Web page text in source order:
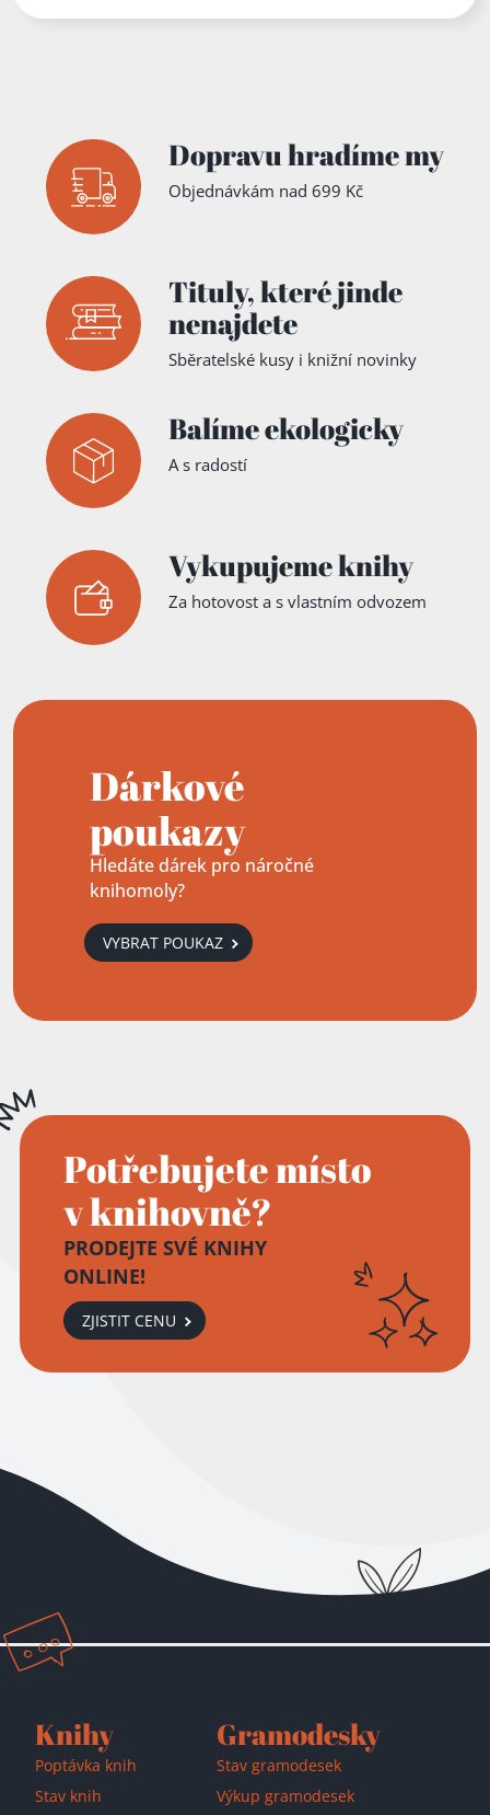
Dopravu hradíme my
Objednávkám nad 699 Kč
Tituly,které jinde
nenajdete
Sběratelské kusy i knižní novinky
Balíme ekologicky
A s radostí
Vykupujeme knihy
Za hotovost a s vlastním odvozem
Dárkové
poukazy
Hledáte dárek pro náročné
knihomoly?
VYBRAT POUKAZ
Potřebujete místo
v knihovně?
PRODEJTE SVÉ KNIHY
ONLINE!
ZJISTIT CENU
Knihy
Poptávka knih
Stav knih
Gramodesky
Stav gramodesek
Výkup gramodesek